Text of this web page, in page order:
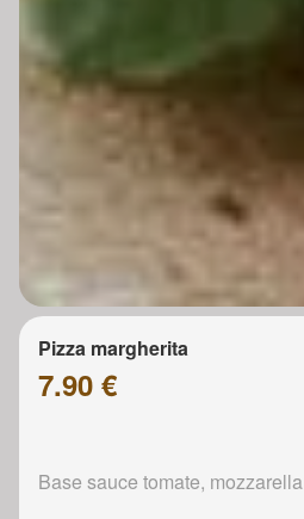
Pizza margherita
7.90 €
Base sauce tomate, mozzarella